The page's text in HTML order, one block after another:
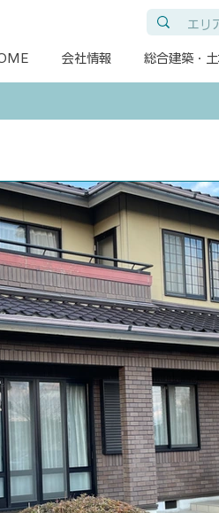
会社情報 総合建築・